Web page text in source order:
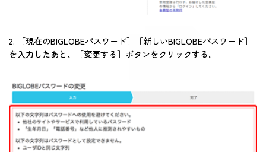
2. ［現在のBIGLOBEパスワード］［新しいBIGLOBEパスワード］
を入力したあと、［変更する］ボタンをクリックする。